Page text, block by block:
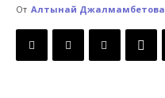
Кыргызстана
От Алтынай Джалмамбетова